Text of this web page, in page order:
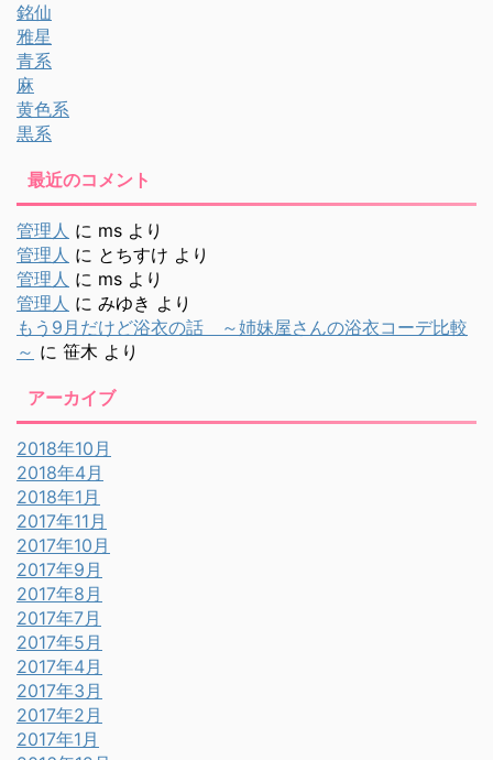
銘仙
雅星
青系
麻
黄色系
黒系
最近のコメント
管理人 に ms より
管理人 に とちすけ より
管理人 に ms より
管理人 に みゆき より
もう9月だけど浴衣の話 ～姉妹屋さんの浴衣コーデ比較
～ に 笹木 より
アーカイブ
2018年10月
2018年4月
2018年1月
2017年11月
2017年10月
2017年9月
2017年8月
2017年7月
2017年5月
2017年4月
2017年3月
2017年2月
2017年1月